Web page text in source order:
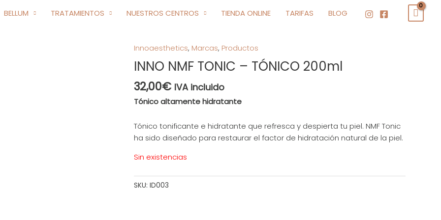
BELLUM TRATAMIENTOS NUESTROS CENTROS TIENDA ONLINE TARIFAS BLOG
Innoaesthetics, Marcas, Productos
INNO NMF TONIC – TÓNICO 200ml
32,00€ IVA incluido
Tónico altamente hidratante
Tónico tonificante e hidratante que refresca y despierta tu piel. NMF Tonic
ha sido diseñado para restaurar el factor de hidratación natural de la piel.
Sin existencias
SKU: ID003